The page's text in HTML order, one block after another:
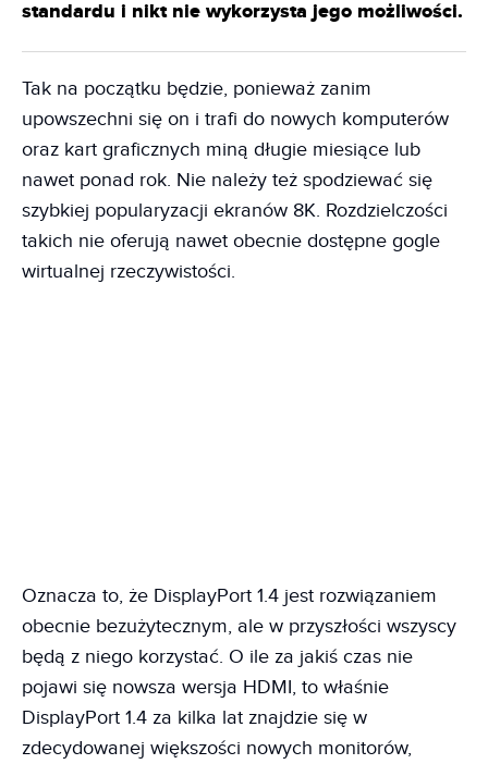
standardu i nikt nie wykorzysta jego możliwości.
Tak na początku będzie, ponieważ zanim
upowszechni się on i trafi do nowych komputerów
oraz kart graficznych miną długie miesiące lub
nawet ponad rok. Nie należy też spodziewać się
szybkiej popularyzacji ekranów 8K. Rozdzielczości
takich nie oferują nawet obecnie dostępne gogle
wirtualnej rzeczywistości.
Oznacza to, że DisplayPort 1.4 jest rozwiązaniem
obecnie bezużytecznym, ale w przyszłości wszyscy
będą z niego korzystać. O ile za jakiś czas nie
pojawi się nowsza wersja HDMI, to właśnie
DisplayPort 1.4 za kilka lat znajdzie się w
zdecydowanej większości nowych monitorów,